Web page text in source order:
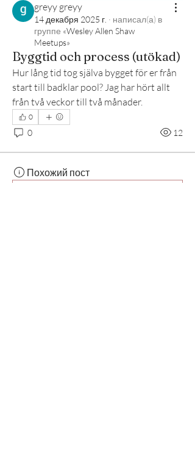
greyy greyy
14 декабря 2025 г. · написал(а) в
группе «Wesley Allen Shaw
Meetups»
Byggtid och process (utökad)
Hur lång tid tog själva bygget för er från
start till badklar pool? Jag har hört allt
från två veckor till två månader.
0
0 12
Похожий пост